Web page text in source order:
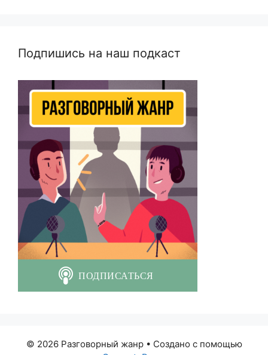
Подпишись на наш подкаст
© 2026 Разговорный жанр• Создано с помощью